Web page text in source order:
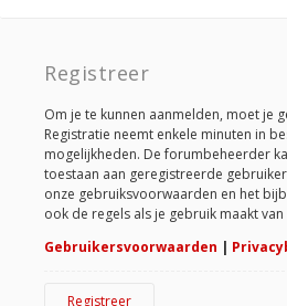
Registreer
Om je te kunnen aanmelden, moet je
Registratie neemt enkele minuten in
mogelijkheden. De forumbeheerder
toestaan aan geregistreerde
onze gebruiksvoorwaarden en het
ook de regels als je gebruik maakt
Gebruikersvoorwaarden |
Registreer